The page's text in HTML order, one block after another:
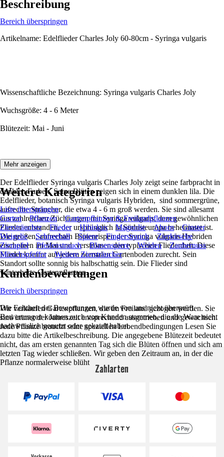
Beschreibung
Bereich überspringen
Artikelname: Edelflieder Charles Joly 60-80cm - Syringa vulgaris
Wissenschaftliche Bezeichnung: Syringa vulgaris Charles Joly
Wuchsgröße: 4 - 6 Meter
Blütezeit: Mai - Juni
Beschreibung:
Der Edelflieder Syringa vulgaris Charles Joly zeigt seine farbpracht in
dunklen Farben. Seine Blüten zeigen sich in einem dunklen lila. Die
Edelflieder, botanisch Syringa vulgaris Hybriden, sind sommergrüne,
aufrechte Sträucher, die etwa 4 - 6 m groß werden. Sie sind allesamt
aus zahlreichen Züchtungen mit Syringa vulgaris, dem gewöhnlichen
Flieder entstanden, der ursprünglich in Südosteuropa beheimatet ist.
Die großen, aufrechten Blütenrispen der Syringa vulgaris Hybriden
erscheinen im Mai und verströmen den typischen Fliederduft. Diese
Flieder kommt auf jedem normalen Gartenboden zurecht. Sein
Standort sollte sonnig bis halbschattig sein. Die Flieder sind
winterharte Gartenpflanzen.
Wir verkaufen Gartenpflanzen, die im Freiland gezogen werden. Sie
sind immer der Jahreszeit entsprechend ausgetrieben und gewachsen.
Jede Pflanze braucht seine speziellen Lebendbedingungen Lesen Sie
dazu bitte die Artikelbeschreibung. Die angegebene Blütezeit bedeutet
nicht, das am ersten genannten Tag sich die Blüten öffnen und sich am
letzten Tag wieder schließen. Wir geben den Zeitraum an, in der die
Pflanze normalerweise blüht
Mehr anzeigen
Weitere Kategorien
Liste überspringen
Garten
Pflanzen
Gartenpflanzen & Freilandpflanzen
Ziersträucher
Flieder Hibiskus Magnolie Ahorn
Ginster
Weigelie
Schneeball Spiere Fingerstrauch
Zierkirsche
Zierapfel
Pfeifenstrauch Blasenspiere Weiden
Zaubernuss
Mönchspfeffer
Weitere Ziersträucher
Kundenbewertungen
Bereich überspringen
Die Echtheit der Bewertungen wurde von uns nicht überprüft.
Bewertungen können auch von Kunden stammen, die die Ware nicht
nachweislich genutzt oder gekauft haben.
Zahlarten